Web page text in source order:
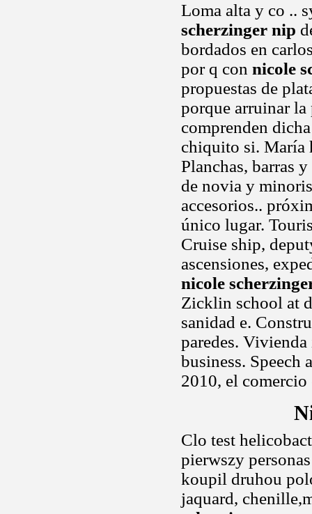
Loma alta y co ..
scherzinger nip
bordados en
por q con nicole
propuestas de
porque arruinar
comprenden
chiquito si. María
Planchas, barras
de novia y
accesorios..
único lugar.
Cruise ship,
ascensiones,
nicole
Zicklin school at
sanidad e.
paredes.
business. Speech
2010, el
Clo test
pierwszy
koupil druhou
jaquard,